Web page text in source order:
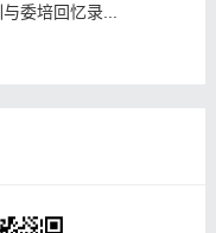
委培回忆录...